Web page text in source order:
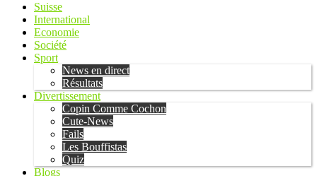
Suisse
International
Economie
Société
Sport
News en direct
Résultats
Divertissement
Copin Comme Cochon
Cute-News
Fails
Les Bouffistas
Quiz
Blogs